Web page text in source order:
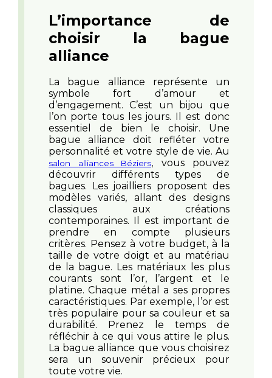
L’importance de
choisir la bague
alliance
La bague alliance représente un
symbole fort d’amour et
d’engagement. C’est un bijou que
l’on porte tous les jours. Il est donc
essentiel de bien le choisir. Une
bague alliance doit refléter votre
personnalité et votre style de vie. Au
salon alliances Béziers, vous pouvez
découvrir différents types de
bagues. Les joailliers proposent des
modèles variés, allant des designs
classiques aux créations
contemporaines. Il est important de
prendre en compte plusieurs
critères. Pensez à votre budget, à la
taille de votre doigt et au matériau
de la bague. Les matériaux les plus
courants sont l’or, l’argent et le
platine. Chaque métal a ses propres
caractéristiques. Par exemple, l’or est
très populaire pour sa couleur et sa
durabilité. Prenez le temps de
réfléchir à ce qui vous attire le plus.
La bague alliance que vous choisirez
sera un souvenir précieux pour
toute votre vie.